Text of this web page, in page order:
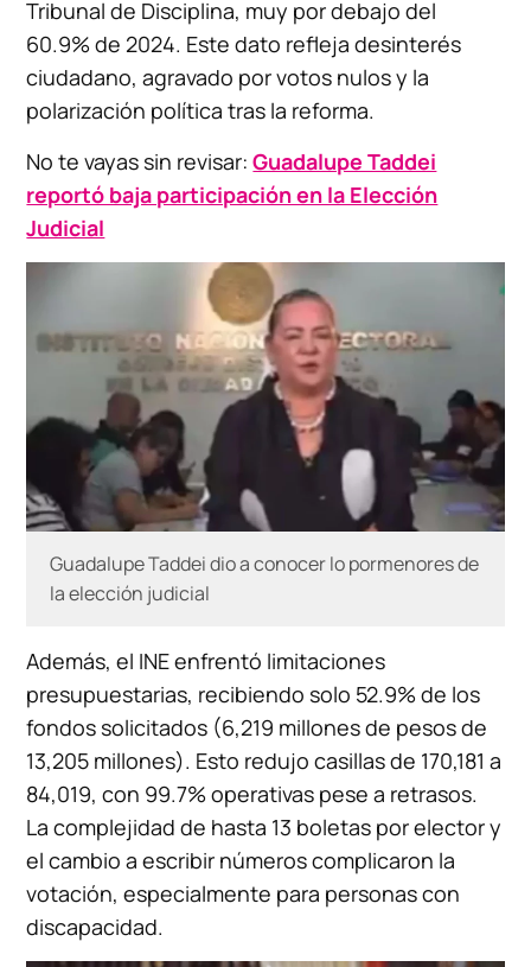
Tribunal de Disciplina, muy por debajo del
60.9% de 2024. Este dato refleja desinterés
ciudadano, agravado por votos nulos y la
polarización política tras la reforma.
No te vayas sin revisar:Guadalupe Taddei
reportó baja participación en la Elección
Judicial
Guadalupe Taddei dio a conocer lo pormenores de
la elección judicial
Además, el INE enfrentó limitaciones
presupuestarias, recibiendo solo 52.9% de los
fondos solicitados (6,219 millones de pesos de
13,205 millones). Esto redujo casillas de 170,181 a
84,019, con 99.7% operativas pese a retrasos.
La complejidad de hasta 13 boletas por elector y
el cambio a escribir números complicaron la
votación, especialmente para personas con
discapacidad.